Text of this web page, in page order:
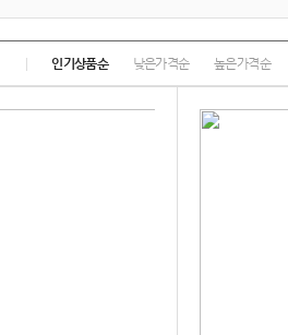
인기상품순 낮은가격순 높은가격순